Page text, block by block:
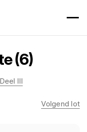
(6)
III
Volgend lot